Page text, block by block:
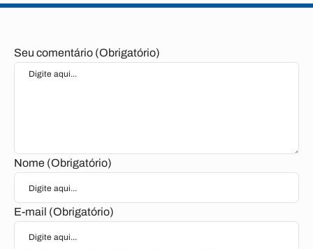
Seu comentário (Obrigatório)
Nome (Obrigatório)
E-mail (Obrigatório)